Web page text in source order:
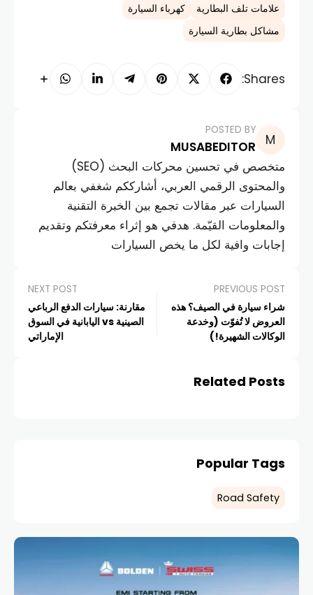
علامات تلف البطارية
كهرباء السيارة
مشاكل بطارية السيارة
Shares:
POSTED BY
MUSABEDITOR
متخصص في تحسين محركات البحث (SEO)
والمحتوى الرقمي العربي، أشارككم شغفي بعالم
السيارات عبر مقالات تجمع بين الخبرة التقنية
والمعلومات القيّمة. هدفي هو إثراء معرفتكم وتقديم
إجابات وافية لكل ما يخص السيارات
PREVIOUS POST
شراء سيارة في الصيف؟ هذه
العروض لا تُفوّت (وخدعة
الوكالات الشهيرة!)
NEXT POST
مقارنة: سيارات الدفع الرباعي
الصينية vs اليابانية في السوق
الإماراتي
Related Posts
Popular Tags
Road Safety